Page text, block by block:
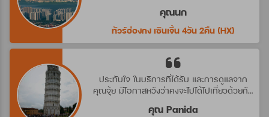
บริษัทนี้อีกค่ะ
คุณนก
ทัวร์ฮ่องกง เซินเจิ้น 4วัน 2คืน (HX)
ประทับใจ ในบริการที่ได้รับ และการดูแลจาก
คุณจุ้ย มีโอกาสหวังว่าคงจะไปได้ไปเที่ยวด้วยกัน
คุณ Panida